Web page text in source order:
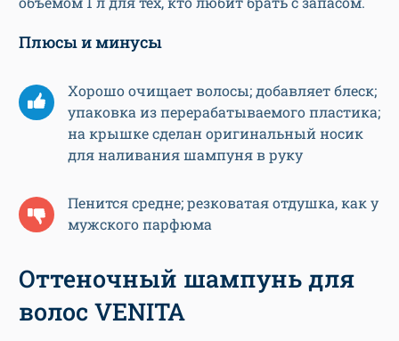
Плюсы и минусы
Хорошо очищает волосы; добавляет блеск;
упаковка из перерабатываемого пластика;
на крышке сделан оригинальный носик
для наливания шампуня в руку
Пенится средне; резковатая отдушка, как у
мужского парфюма
Оттеночный шампунь для
волос VENITA